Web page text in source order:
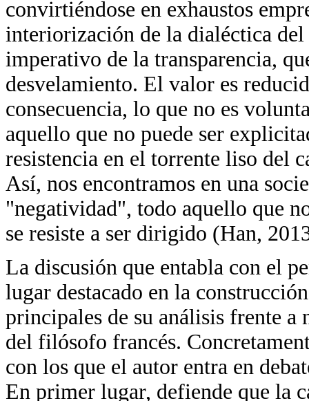
convirtiéndose en exhaustos
interiorización de la dialéctica del
imperativo de la transparencia,
desvelamiento. El valor es
consecuencia, lo que no es
aquello que no puede ser
resistencia en el torrente liso del
Así, nos encontramos en una
"negatividad", todo aquello que
se resiste a ser dirigido (Han,
La discusión que entabla con el
lugar destacado en la
principales de su análisis frente a
del filósofo francés.
con los que el autor entra en
En primer lugar, defiende que la